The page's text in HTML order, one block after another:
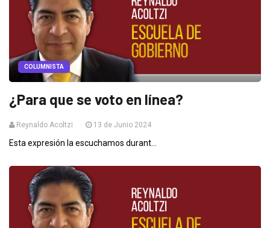
COLUMNISTA
¿Para que se voto en línea?
Reynaldo Acoltzi 13 de Junio 2024
Esta expresión la escuchamos durant...